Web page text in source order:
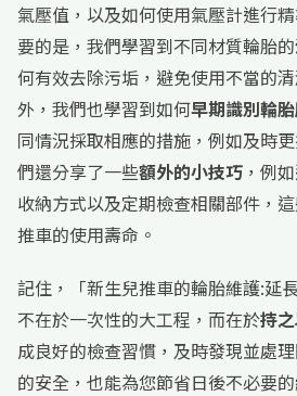
氣壓值，以及如何使用氣壓計進行
要的是，我們學習到不同材質輪胎的
何有效去除污垢，避免使用不當的
外，我們也學習到如何早期識別輪
同情況採取相應的措施，例如及時
們還分享了一些額外的小技巧 ，例
收納方式以及定期檢查相關部件，
推車的使用壽命。
記住，「新生兒推車的輪胎維護:延
不在於一次性的大工程，而在於持
成良好的檢查習慣，及時發現並處
的安全，也能為您節省日後不必要